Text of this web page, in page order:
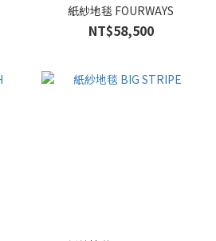
紙紗地毯 FOURWAYS
NT$58,500